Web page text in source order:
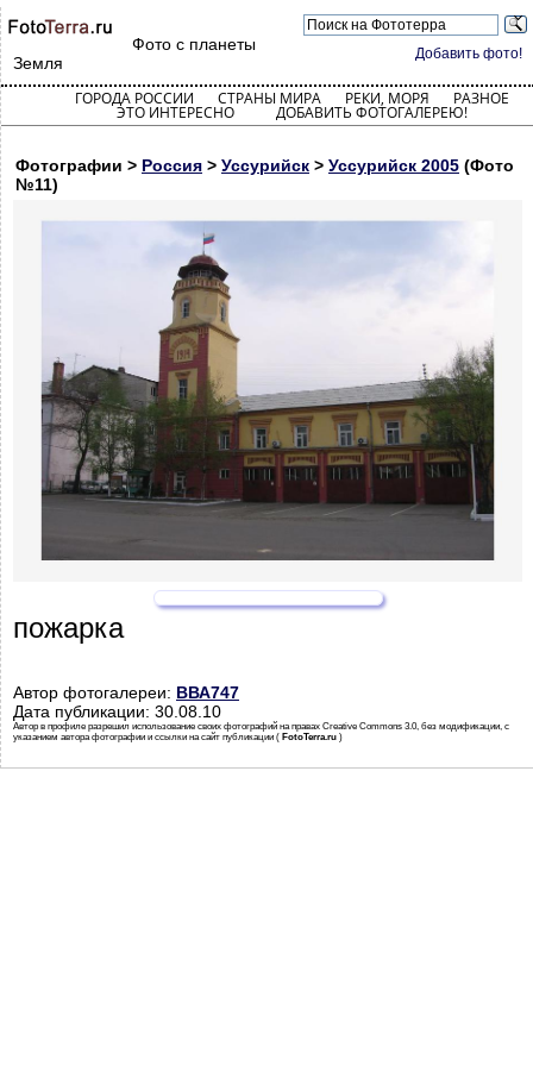
Добавить фото!
Фото с планеты
Земля
ГОРОДА РОССИИ СТРАНЫ МИРА РЕКИ, МОРЯ РАЗНОЕ
ЭТО ИНТЕРЕСНО ДОБАВИТЬ ФОТОГАЛЕРЕЮ!
Фотографии > Россия > Уссурийск > Уссурийск 2005 (Фото
№11)
пожарка
Автор фотогалереи: ВВА747
Дата публикации: 30.08.10
Автор в профиле разрешил использование своих фотографий на правах Creative Commons 3.0, без модификации, с
указанием автора фотографии и ссылки на сайт публикации ( FotoTerra.ru )